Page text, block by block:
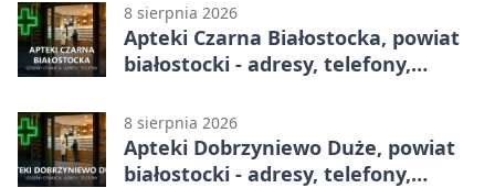
8 sierpnia 2026
Apteki Czarna Białostocka, powiat
białostocki - adresy, telefony,
8 sierpnia 2026
Apteki Dobrzyniewo Duże, powiat
białostocki - adresy, telefony,